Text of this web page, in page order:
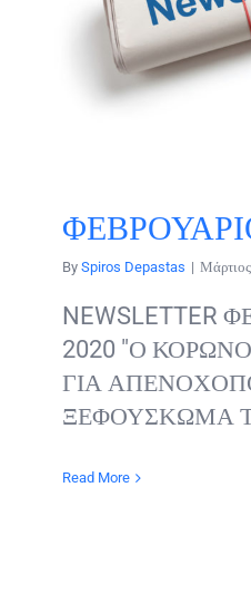
By Spiros Depastas |
NEWSLETTER
2020 "Ο
ΓΙΑ
ΞΕΦΟΥΣΚΩΜΑ
Read More